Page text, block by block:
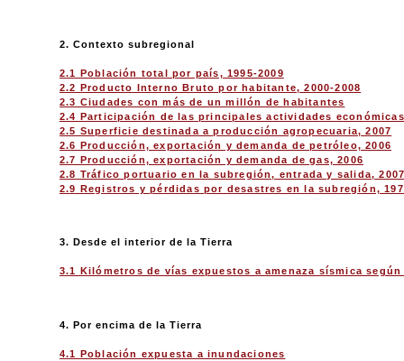
2. Contexto subregional
2.1 Población total por país, 1995-2009
2.2 Producto Interno Bruto por habitante, 2000-2008
2.3 Ciudades con más de un millón de habitantes
2.4 Participación de las principales actividades
2.5 Superficie destinada a producción agropecuaria, 2007
2.6 Producción, exportación y demanda de petróleo, 2006
2.7 Producción, exportación y demanda de gas, 2006
2.8 Tráfico portuario en la subregión, entrada y salida,
2.9 Registros y pérdidas por desastres en la subregión,
3. Desde el interior de la Tierra
3.1 Kilómetros de vías expuestos a amenaza sísmica
4. Por encima de la Tierra
4.1 Población expuesta a inundaciones